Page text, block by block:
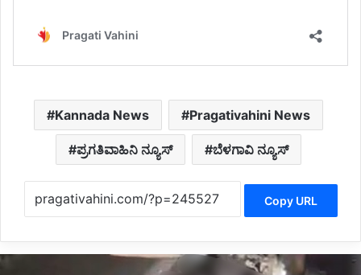
Kannada News Pragativahini News
ಪ್ರಗತಿವಾಹಿನಿ ನ್ಯೂಸ್ ಬೆಳಗಾವಿ ನ್ಯೂಸ್
Copy URL